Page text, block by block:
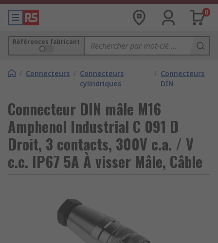
0
Références fabricant
/ Connecteurs / Connecteurs
cylindriques
/ Connecteurs
DIN
Connecteur DIN mâle M16
Amphenol Industrial C 091 D
Droit, 3 contacts, 300V c.a. / V
c.c. IP67 5A À visser Mâle, Câble